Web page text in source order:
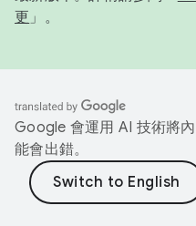
更 」。
Google 會運用 AI 技術將
能會出錯。